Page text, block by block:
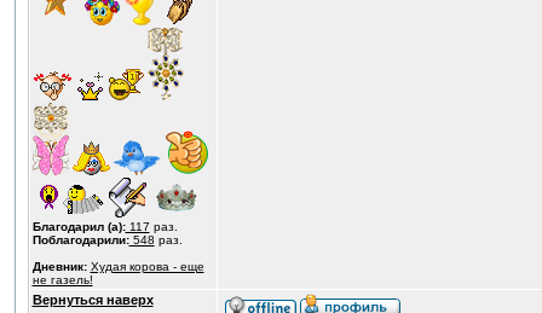
Благодарил (а):117 раз.
Поблагодарили:548 раз.
Дневник: Худая корова - еще
не газель!
Вернуться наверх